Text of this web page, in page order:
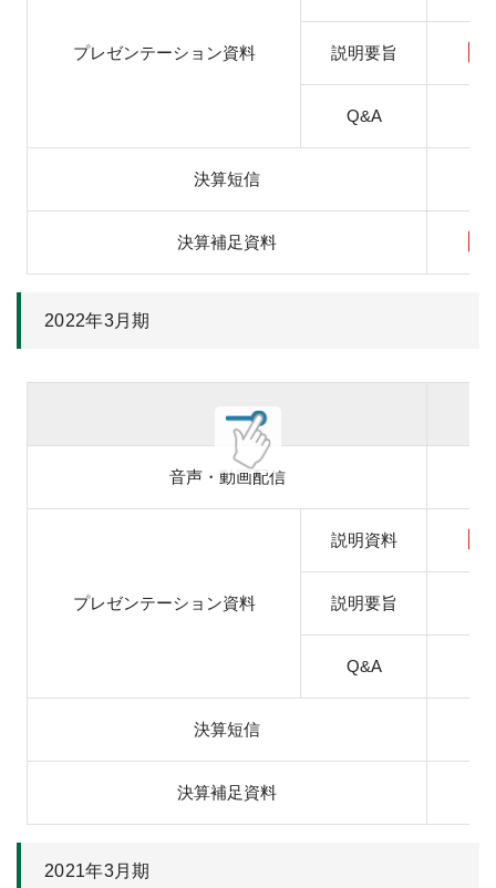
プレゼンテーション資料 説明要旨
Q&A
決算短信
決算補足資料
2022年3月期
音声・動画配信
プレゼンテーション資料
説明資料
説明要旨
Q&A
決算短信
決算補足資料
2021年3月期